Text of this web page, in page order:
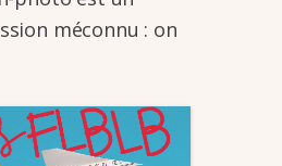
méconnu : on